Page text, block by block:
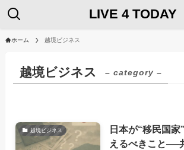
LIVE 4 TODAY
ホーム 越境ビジネス
越境ビジネス – category –
越境ビジネス
日本が“移民国
えるべきこと──